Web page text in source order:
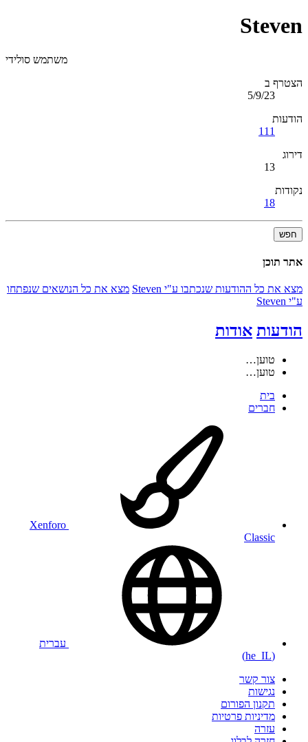
Steven
משתמש סולידי
הצטרף ב
5/9/23
הודעות
111
דירוג
13
נקודות
18
חפש
אתר תוכן
מצא את כל ההודעות שנכתבו ע"י Steven
מצא את כל הנושאים שנפתחו
ע"י Steven
הודעות אודות
טוען…
טוען…
בית
חברים
Xenforo
Classic
עברית
(he_IL)
צור קשר
נגישות
תקנון הפורום
מדיניות פרטיות
עזרה